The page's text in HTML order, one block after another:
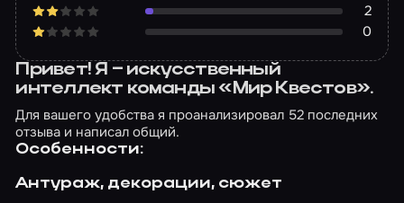
2
0
Привет! Я – искусственный
интеллект команды «Мир Квестов».
Для вашего удобства я проанализировал 52 последних
отзыва и написал общий.
Особенности:
Антураж, декорации, сюжет